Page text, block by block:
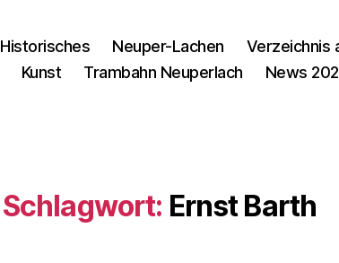
Historisches Neuper-Lachen Verzeichnis
Kunst Trambahn Neuperlach News
Schlagwort: Ernst Barth